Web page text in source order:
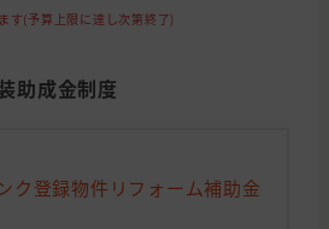
す(予算上限に達し次第終了)
助成金制度
ク登録物件リフォーム補助金